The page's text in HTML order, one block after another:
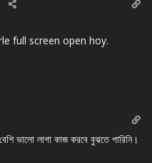
full screen open hoy.
ভালো লাগা কাজ করবে বুঝতে পারিনি।